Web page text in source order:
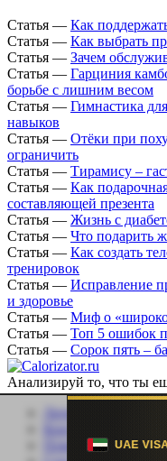
Статья — Как
Статья — Как выбрать
Статья — Зачем
Статья — Гарциния
борьбе с лишним весом
Статья — Гимнастика
навыков
Статья — Отёки при
ограничить
Статья — Тирамису –
Статья — Как
составляющей презента
Статья — Жизнь с
Статья — Что подарить
Статья — Как создать
тренировок
Статья — Исправление
и здоровье
Статья — Миф о
Статья — Топ 5 ошибок
Статья — Сорок пять –
Анализируй то, что ты
Личный кабинет
Помощь сайту